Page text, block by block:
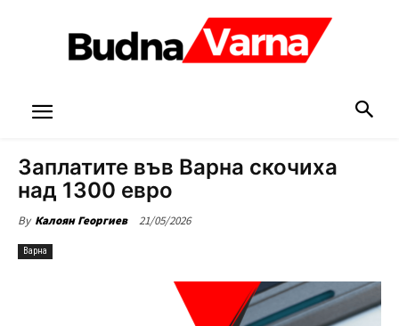
Заплатите във Варна скочиха
над 1300 евро
By Калоян Георгиев 21/05/2026
Варна